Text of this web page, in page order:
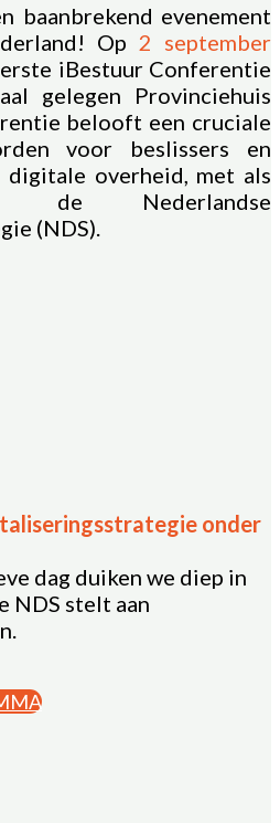
baanbrekend evenement
Op 2 september
iBestuur Conferentie
gelegen Provinciehuis
belooft een cruciale
voor beslissers en
digitale overheid, met als
de Nederlandse
(NDS).
onder
dag duiken we diep in
NDS stelt aan